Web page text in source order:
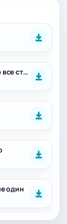
Карты свечи разложила призываю все стихии
один